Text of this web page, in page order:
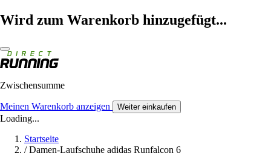
Wird zum Warenkorb hinzugefügt...
Zwischensumme
Meinen Warenkorb anzeigen Weiter einkaufen
Loading...
Startseite
/ Damen-Laufschuhe adidas Runfalcon 6